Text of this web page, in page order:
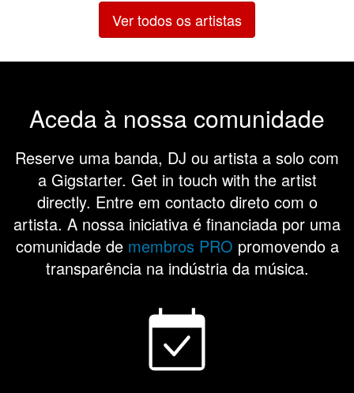
Ver todos os artistas
Aceda à nossa comunidade
Reserve uma banda, DJ ou artista a solo com
a Gigstarter. Get in touch with the artist
directly. Entre em contacto direto com o
artista. A nossa iniciativa é financiada por uma
comunidade de membros PRO promovendo a
transparência na indústria da música.